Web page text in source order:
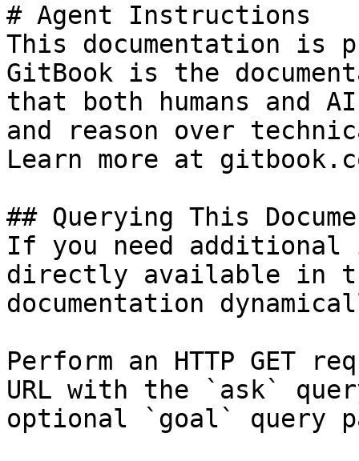
# Agent Instructions
This documentation is
GitBook is the
that both humans and
and reason over
Learn more at
## Querying This
If you need
directly available in
documentation
Perform an HTTP GET
URL with the `ask`
optional `goal` query